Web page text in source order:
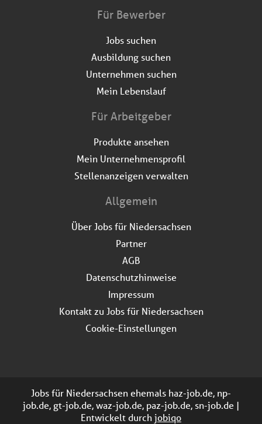
Für Bewerber
Jobs suchen
Ausbildung suchen
Unternehmen suchen
Mein Lebenslauf
Für Arbeitgeber
Produkte ansehen
Mein Unternehmensprofil
Stellenanzeigen verwalten
Allgemein
Über Jobs für Niedersachsen
Partner
AGB
Datenschutzhinweise
Impressum
Kontakt zu Jobs für Niedersachsen
Cookie-Einstellungen
Jobs für Niedersachsen ehemals haz-job.de, np-
job.de, gt-job.de, waz-job.de, paz-job.de, sn-job.de |
Entwickelt durchjobiqo